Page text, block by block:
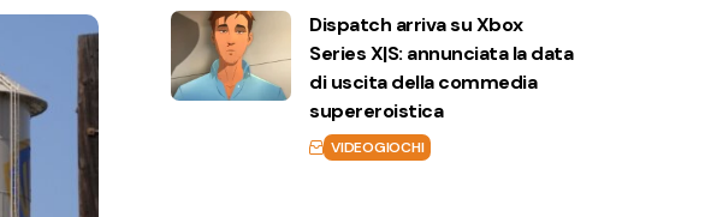
Dispatch arriva su Xbox
Series X|S: annunciata la data
di uscita della commedia
supereroistica
VIDEOGIOCHI